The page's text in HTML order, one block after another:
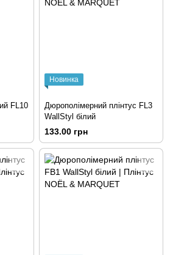
FL10
Новинка
Дюрополімерний плінтус FL3
WallStyl білий
133.00 грн